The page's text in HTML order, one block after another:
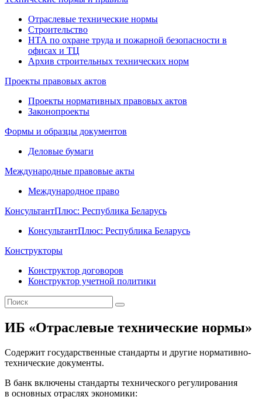
Отраслевые технические нормы
Строительство
НТА по охране труда и пожарной безопасности в
офисах и ТЦ
Архив строительных технических норм
Проекты правовых актов
Проекты нормативных правовых актов
Законопроекты
Формы и образцы документов
Деловые бумаги
Международные правовые акты
Международное право
КонсультантПлюс: Республика Беларусь
КонсультантПлюс: Республика Беларусь
Конструкторы
Конструктор договоров
Конструктор учетной политики
ИБ «Отраслевые технические нормы»
Содержит государственные стандарты и другие нормативно-
технические документы.
В банк включены стандарты технического регулирования
в основных отраслях экономики: